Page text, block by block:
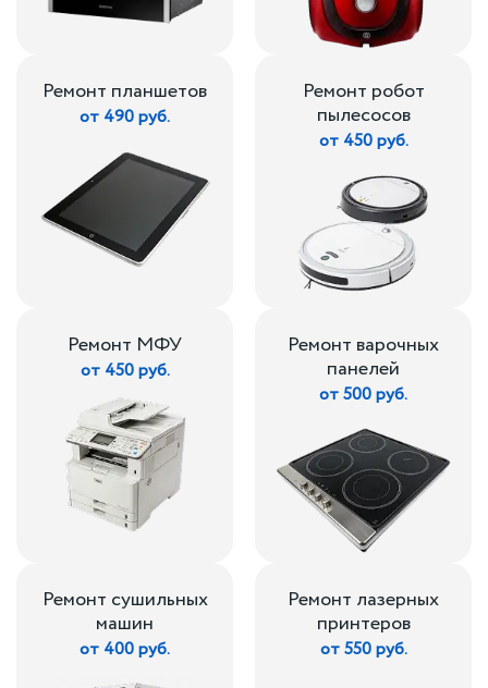
Ремонт планшетов
от 490 руб.
Ремонт робот
пылесосов
от 450 руб.
Ремонт МФУ
от 450 руб.
Ремонт варочных
панелей
от 500 руб.
Ремонт сушильных
машин
от 400 руб.
Ремонт лазерных
принтеров
от 550 руб.